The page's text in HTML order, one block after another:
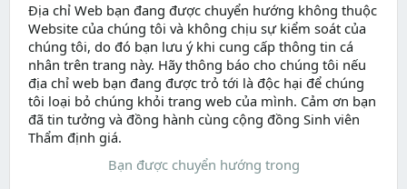
Địa chỉ Web bạn đang được chuyển hướng không thuộc
Website của chúng tôi và không chịu sự kiểm soát của
chúng tôi, do đó bạn lưu ý khi cung cấp thông tin cá
nhân trên trang này. Hãy thông báo cho chúng tôi nếu
địa chỉ web bạn đang được trỏ tới là độc hại để chúng
tôi loại bỏ chúng khỏi trang web của mình. Cảm ơn bạn
đã tin tưởng và đồng hành cùng cộng đồng Sinh viên
Thẩm định giá.
Bạn được chuyển hướng trong